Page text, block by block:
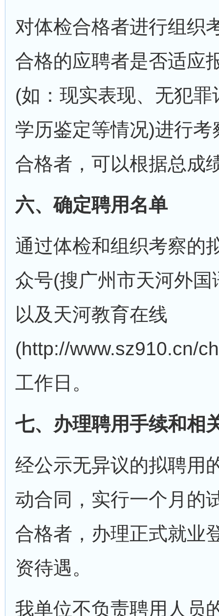
对体检合格者进行组织
合格的应聘者是否适应
(如：现实表现、无犯
学历鉴定等情况)进行
合格者，可以根据总成
六、确定聘用名单
通过体检和组织考察的
众号(搜广州市天河外
以及天河教育在线
(http://www.sz910.cn/
工作日。
七、办理聘用手续和相
经公示无异议的拟聘用
动合同，实行一个月的
合格者，办理正式就业
资待遇。
我单位不负责聘用人员